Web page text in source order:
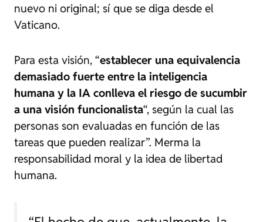
nuevo ni original; sí que se diga desde el
Vaticano.
Para esta visión, “establecer una equivalencia
demasiado fuerte entre la inteligencia
humana y la IA conlleva el riesgo de sucumbir
a una visión funcionalista“, según la cual las
personas son evaluadas en función de las
tareas que pueden realizar”. Merma la
responsabilidad moral y la idea de libertad
humana.